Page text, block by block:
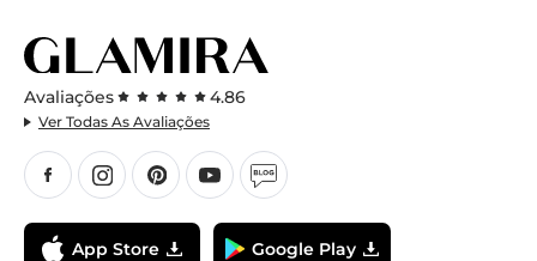
Avaliações 4.86
Ver Todas As Avaliações
App Store Google Play